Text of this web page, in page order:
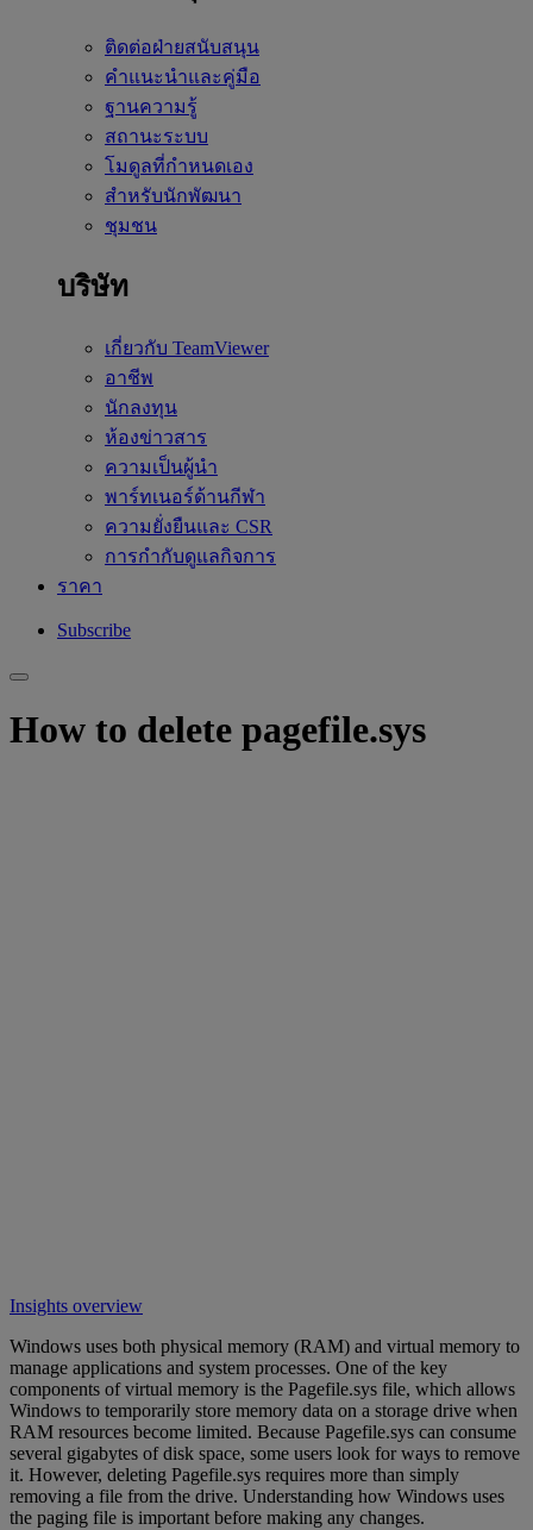
ติดต่อฝ่ายสนับสนุน
คำแนะนำและคู่มือ
ฐานความรู้
สถานะระบบ
โมดูลที่กำหนดเอง
สำหรับนักพัฒนา
ชุมชน
บริษัท
เกี่ยวกับ TeamViewer
อาชีพ
นักลงทุน
ห้องข่าวสาร
ความเป็นผู้นำ
พาร์ทเนอร์ด้านกีฬา
ความยั่งยืนและ CSR
การกำกับดูแลกิจการ
ราคา
Subscribe
How to delete pagefile.sys
Insights overview
Windows uses both physical memory (RAM) and virtual memory to
manage applications and system processes. One of the key
components of virtual memory is the Pagefile.sys file, which allows
Windows to temporarily store memory data on a storage drive when
RAM resources become limited. Because Pagefile.sys can consume
several gigabytes of disk space, some users look for ways to remove
it. However, deleting Pagefile.sys requires more than simply
removing a file from the drive. Understanding how Windows uses
the paging file is important before making any changes.